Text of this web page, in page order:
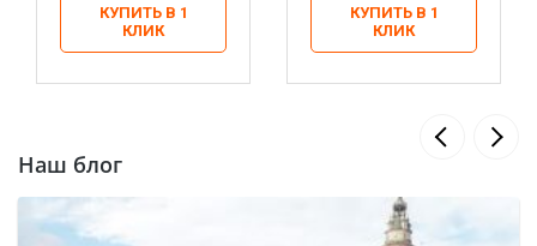
КУПИТЬ В 1
КЛИК
КУПИТЬ В 1
КЛИК
Наш блог